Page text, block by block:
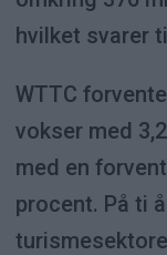
hvilket svarer
WTTC
vokser med
med en
procent. På ti